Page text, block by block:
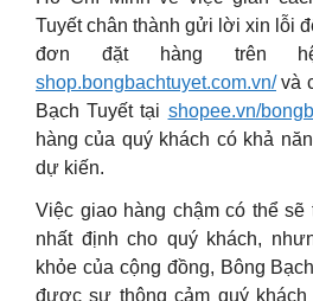
Tuyết chân thành gửi lời xin lỗi
đơn đặt hàng trên
shop.bongbachtuyet.com.vn/và
Bạch Tuyết tại shopee.vn/
hàng của quý khách có khả
dự kiến.
Việc giao hàng chậm có thể sẽ
nhất định cho quý khách,
khỏe của cộng đồng, Bông
được sự thông cảm quý khách